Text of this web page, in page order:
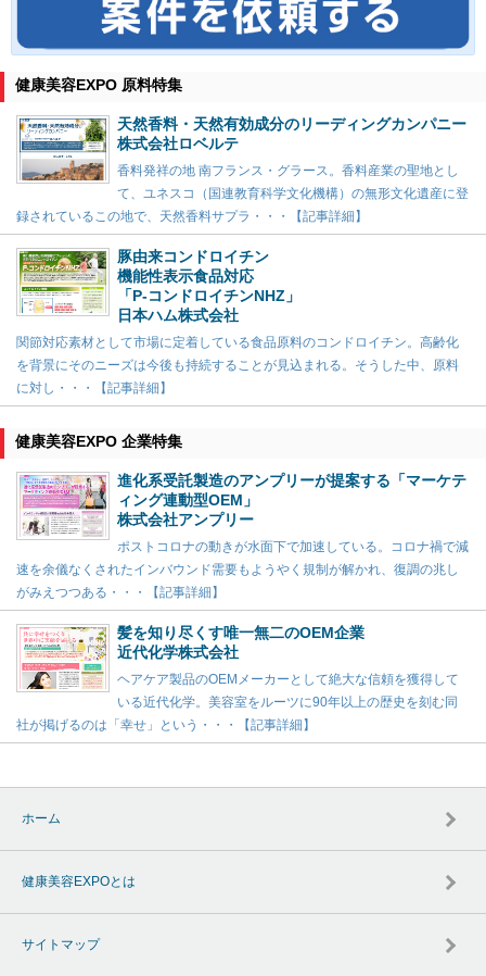
健康美容EXPO 原料特集
天然香料・天然有効成分のリーディングカンパニー
株式会社ロベルテ
香料発祥の地 南フランス・グラース。香料産業の聖地とし
て、ユネスコ（国連教育科学文化機構）の無形文化遺産に登
録されているこの地で、天然香料サプラ・・・【記事詳細】
豚由来コンドロイチン
機能性表示食品対応
「P-コンドロイチンNHZ」
日本ハム株式会社
関節対応素材として市場に定着している食品原料のコンドロイチン。高齢化
を背景にそのニーズは今後も持続することが見込まれる。そうした中、原料
に対し・・・【記事詳細】
健康美容EXPO 企業特集
進化系受託製造のアンプリーが提案する「マーケテ
ィング連動型OEM」
株式会社アンプリー
ポストコロナの動きが水面下で加速している。コロナ禍で減
速を余儀なくされたインバウンド需要もようやく規制が解かれ、復調の兆し
がみえつつある・・・【記事詳細】
髪を知り尽くす唯一無二のOEM企業
近代化学株式会社
ヘアケア製品のOEMメーカーとして絶大な信頼を獲得して
いる近代化学。美容室をルーツに90年以上の歴史を刻む同
社が掲げるのは「幸せ」という・・・【記事詳細】
ホーム
健康美容EXPOとは
サイトマップ